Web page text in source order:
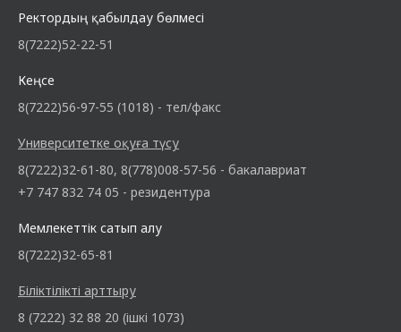
Ректордың қабылдау бөлмесі
8(7222)52-22-51
Кеңсе
8(7222)56-97-55 (1018) - тел/факс
Университетке оқуға түсу
8(7222)32-61-80, 8(778)008-57-56 - бакалавриат
+7 747 832 74 05 - резидентура
Мемлекеттік сатып алу
8(7222)32-65-81
Біліктілікті арттыру
8 (7222) 32 88 20 (ішкі 1073)